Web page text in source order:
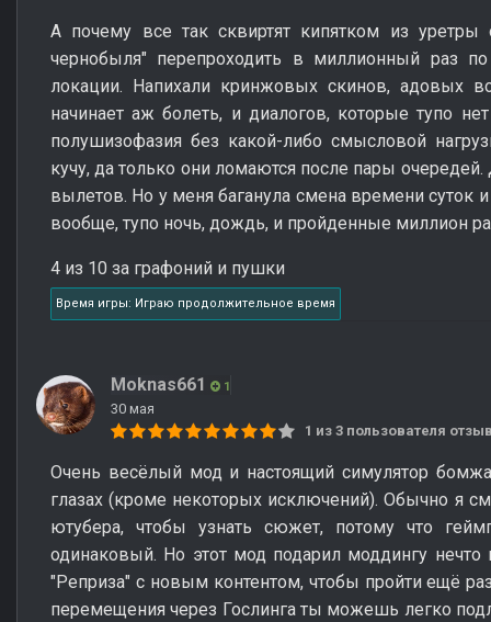
А почему все так сквиртят кипятком из
чернобыля" перепроходить в миллионный раз
локации. Напихали кринжовых скинов, адовых
начинает аж болеть, и диалогов, которые тупо
полушизофазия без какой-либо смысловой
кучу, да только они ломаются после пары
вылетов. Но у меня баганула смена времени суток
вообще, тупо ночь, дождь, и пройденные миллион
4 из 10 за графоний и пушки
Время игры: Играю продолжительное время
Moknas661 1
30 мая
1 из 3 пользователя
Очень весёлый мод и настоящий симулятор
глазах (кроме некоторых исключений). Обычно я
ютубера, чтобы узнать сюжет, потому что
одинаковый. Но этот мод подарил моддингу
"Реприза" с новым контентом, чтобы пройти ещё
перемещения через Гослинга ты можешь легко